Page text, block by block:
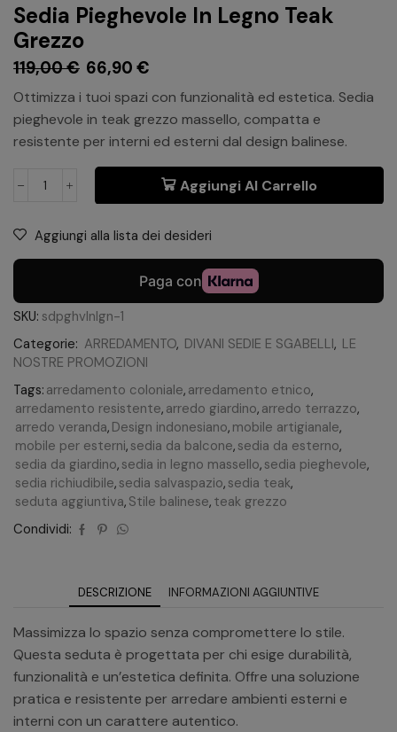
Sedia Pieghevole In Legno Teak
Grezzo
119,00€ 66,90 €
Ottimizza i tuoi spazi con funzionalità ed estetica. Sedia
pieghevole in teak grezzo massello, compatta e
resistente per interni ed esterni dal design balinese.
Aggiungi Al Carrello
Aggiungi alla lista dei desideri
SKU: sdpghvlnlgn-1
Categorie: ARREDAMENTO, DIVANI SEDIE E SGABELLI, LE
NOSTRE PROMOZIONI
Tags: arredamento coloniale, arredamento etnico,
arredamento resistente, arredo giardino, arredo terrazzo,
arredo veranda, Design indonesiano, mobile artigianale,
mobile per esterni, sedia da balcone, sedia da esterno,
sedia da giardino, sedia in legno massello, sedia pieghevole,
sedia richiudibile, sedia salvaspazio, sedia teak,
seduta aggiuntiva, Stile balinese, teak grezzo
Condividi:
DESCRIZIONE INFORMAZIONI AGGIUNTIVE
Massimizza lo spazio senza compromettere lo stile.
Questa seduta è progettata per chi esige durabilità,
funzionalità e un’estetica definita. Offre una soluzione
pratica e resistente per arredare ambienti esterni e
interni con un carattere autentico.